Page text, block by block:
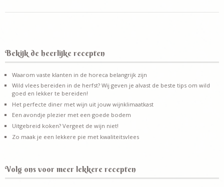
Bekijk de heerlijke recepten
Waarom vaste klanten in de horeca belangrijk zijn
Wild vlees bereiden in de herfst? Wij geven je alvast de beste tips om wild
goed en lekker te bereiden!
Het perfecte diner met wijn uit jouw wijnklimaatkast
Een avondje plezier met een goede bodem
Uitgebreid koken? Vergeet de wijn niet!
Zo maak je een lekkere pie met kwaliteitsvlees
Volg ons voor meer lekkere recepten